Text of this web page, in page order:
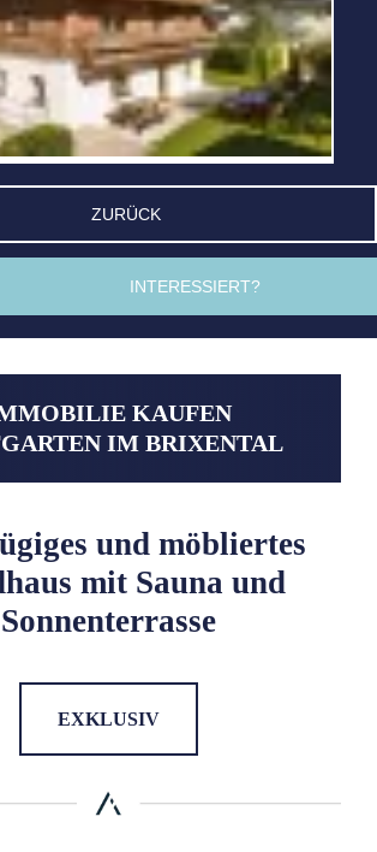
ZURÜCK
INTERESSIERT?
KAUFEN
IM BRIXENTAL
und möbliertes
mit Sauna und
Sonnenterrasse
EXKLUSIV